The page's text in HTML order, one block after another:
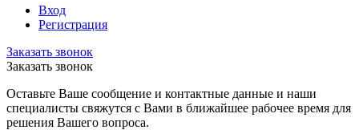
Вход
Регистрация
Заказать звонок
Заказать звонок
Оставьте Ваше сообщение и контактные данные и наши
специалисты свяжутся с Вами в ближайшее рабочее время для
решения Вашего вопроса.